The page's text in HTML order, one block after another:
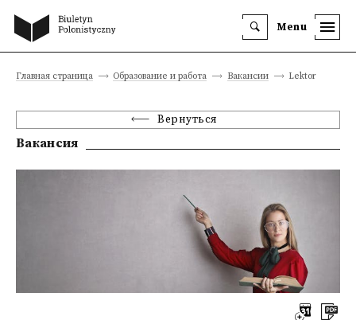
Menu
Главная страница Образование и работа Вакансии Lektor
Вернуться
Вакансия